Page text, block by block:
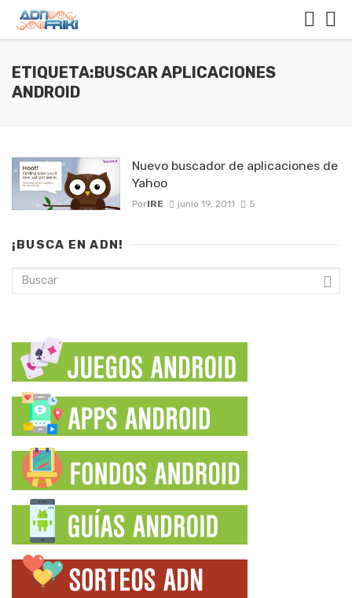
ETIQUETA:BUSCAR APLICACIONES
ANDROID
Nuevo buscador de aplicaciones de
Yahoo
PorIRE junio 19, 2011 5
¡BUSCA EN ADN!